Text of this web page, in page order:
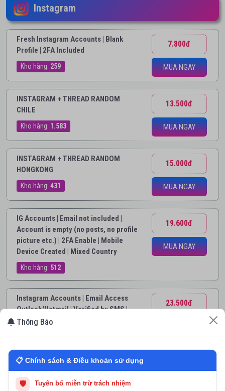
Instagram
Fresh Instagram Accounts | Blank
Profile | 2FA Included
Kho hàng: 259
7.800đ
MUA NGAY
INSTAGRAM + THREAD RANDOM
CHILE
Kho hàng: 1.583
13.500đ
MUA NGAY
INSTAGRAM + THREAD RANDOM
HONGKONG
Kho hàng: 431
15.000đ
MUA NGAY
IG Accounts | Email not included |
Account is empty (no posts, no profile
picture etc.) | 2FA Enable | Mobile
Device Created | Mixed Country
Kho hàng: 512
19.600đ
MUA NGAY
Instagram Accounts | Email Access
Outlook/Hotmail | Verified by SMS |
Partially filled profile | Mixed Country
Kho hàng:295
23.500đ
IG Accounts | Email address is
included (outlook.com/hotmail.com) |
Verified by SMS | 2FA Enabled |
25.500đ
Thông Báo
📋 Chính sách & Điều khoản sử dụng
🛡 Tuyên bố miễn trừ trách nhiệm